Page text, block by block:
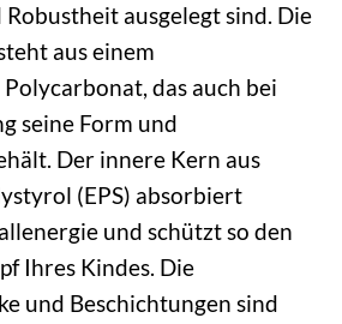
ausgelegt sind. Die
aus einem
das auch bei
seine Form und
Der innere Kern aus
(EPS) absorbiert
und schützt so den
Ihres Kindes. Die
und Beschichtungen sind